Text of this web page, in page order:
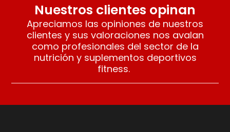
Nuestros clientes opinan
Apreciamos las opiniones de nuestros
clientes y sus valoraciones nos avalan
como profesionales del sector de la
nutrición y suplementos deportivos
fitness.